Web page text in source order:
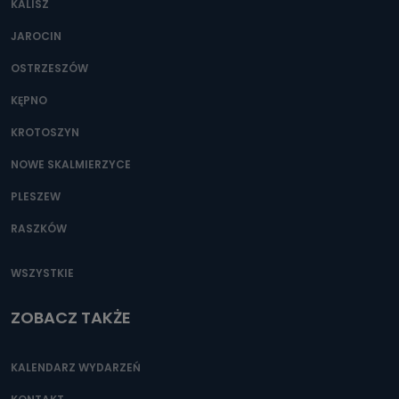
Można to zrobić pod numerem telefonu 62 735-51-05 lub
KALISZ
JAROCIN
OSTRZESZÓW
KĘPNO
KROTOSZYN
NOWE SKALMIERZYCE
PLESZEW
RASZKÓW
WSZYSTKIE
ZOBACZ TAKŻE
KALENDARZ WYDARZEŃ